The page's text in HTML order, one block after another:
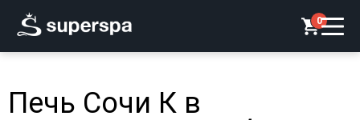
0
Печь Сочи К в